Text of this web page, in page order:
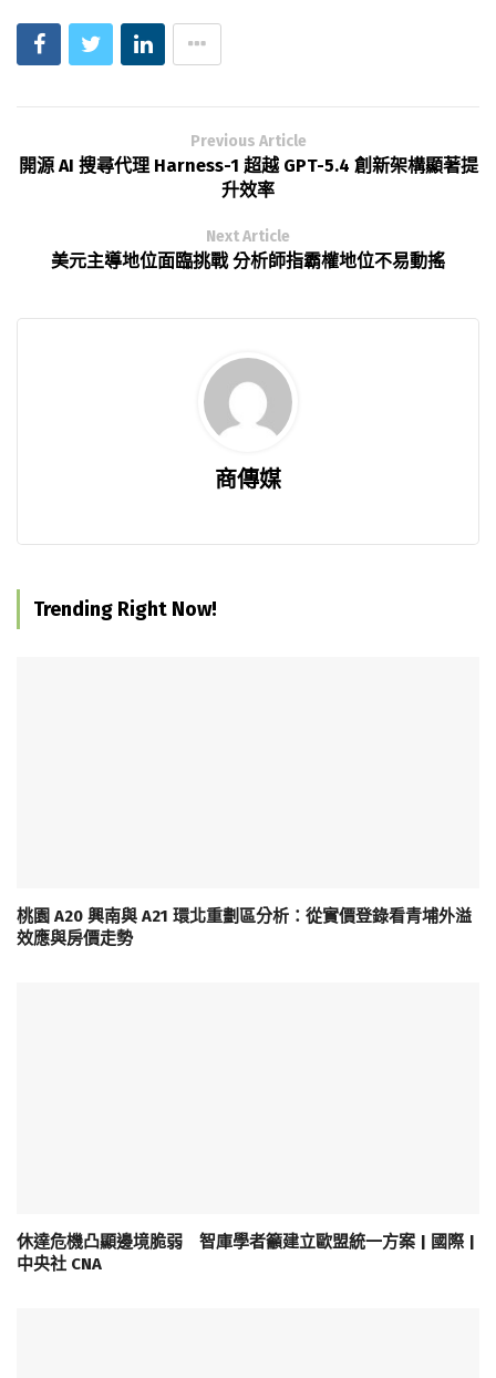
Previous Article
開源 AI 搜尋代理 Harness-1 超越 GPT-5.4 創新架構顯著提
升效率
Next Article
美元主導地位面臨挑戰 分析師指霸權地位不易動搖
商傳媒
Trending Right Now!
桃園 A20 興南與 A21 環北重劃區分析：從實價登錄看青埔外溢
效應與房價走勢
休達危機凸顯邊境脆弱 智庫學者籲建立歐盟統一方案 | 國際 |
中央社 CNA